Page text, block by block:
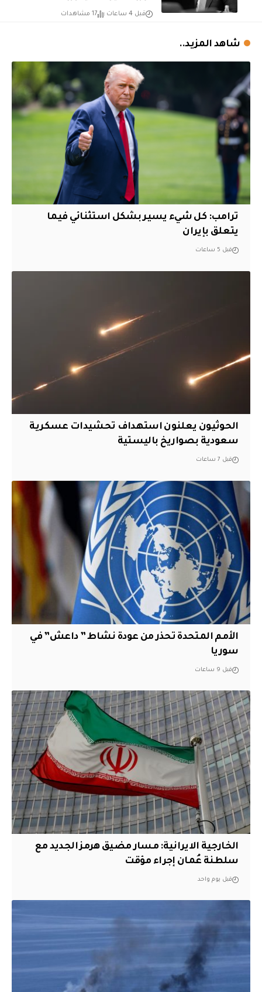
قبل 4 ساعات 17 مشاهدات
شاهد المزيد..
ترامب: كل شيء يسير بشكل استثنائي فيما
يتعلق بإيران
قبل 5 ساعات
الحوثيون يعلنون استهداف تحشيدات عسكرية
سعودية بصواريخ باليستية
قبل 7 ساعات
الأمم المتحدة تحذر من عودة نشاط ” داعش” في
سوريا
قبل 9 ساعات
الخارجية الايرانية: مسار مضيق هرمز الجديد مع
سلطنة عُمان إجراء مؤقت
قبل يوم واحد